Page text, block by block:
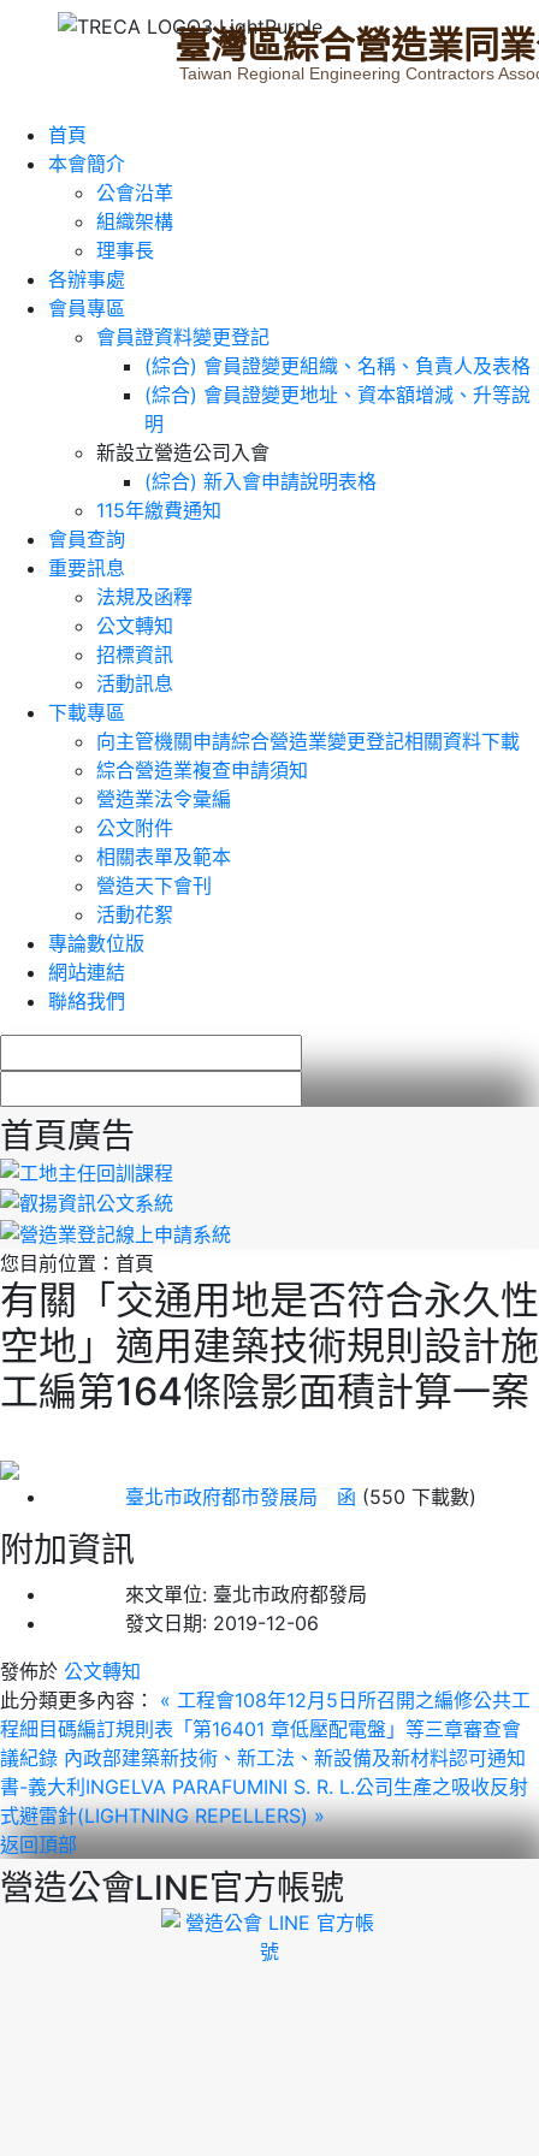
臺灣區綜合營造業同業
Taiwan Regional Engineering Contractors
首頁
本會簡介
公會沿革
組織架構
理事長
各辦事處
會員專區
會員證資料變更登記
(綜合) 會員證變更組織、名稱、負責人及表格
(綜合) 會員證變更地址、資本額增減、升等說
明
新設立營造公司入會
(綜合) 新入會申請說明表格
115年繳費通知
會員查詢
重要訊息
法規及函釋
公文轉知
招標資訊
活動訊息
下載專區
向主管機關申請綜合營造業變更登記相關資料下載
綜合營造業複查申請須知
營造業法令彙編
公文附件
相關表單及範本
營造天下會刊
活動花絮
專論數位版
網站連結
聯絡我們
首頁廣告
您目前位置： 首頁
有關「交通用地是否符合永久性
空地」適用建築技術規則設計施
工編第164條陰影面積計算一案
臺北市政府都市發展局 函 (550 下載數)
附加資訊
來文單位: 臺北市政府都發局
發文日期: 2019-12-06
發佈於 公文轉知
此分類更多內容：
« 工程會108年12月5日所召開之編修公共工
程細目碼編訂規則表「第16401 章低壓配電盤」等三章審查會
議紀錄 內政部建築新技術、新工法、新設備及新材料認可通知
書-義大利INGELVA PARAFUMINI S. R. L.公司生產之吸收反射
式避雷針(LIGHTNING REPELLERS) »
返回頂部
營造公會LINE官方帳號